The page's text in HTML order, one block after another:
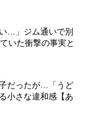
…」ジム通いで別
いた衝撃の事実と
だったが…「うど
小さな違和感【あ